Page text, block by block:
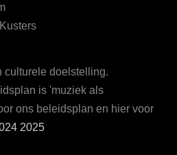
culturele doelstelling.
is 'muziek als
ons beleidsplan en hier voor
2025